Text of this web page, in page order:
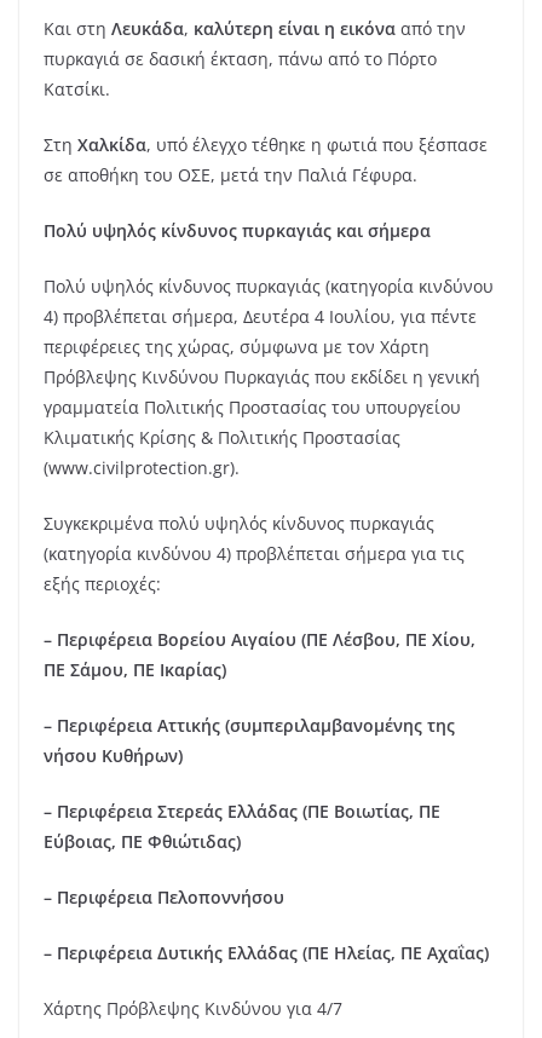
Και στη Λευκάδα, καλύτερη είναι η εικόνα από την
πυρκαγιά σε δασική έκταση, πάνω από το Πόρτο
Κατσίκι.
Στη Χαλκίδα, υπό έλεγχο τέθηκε η φωτιά που ξέσπασε
σε αποθήκη του ΟΣΕ, μετά την Παλιά Γέφυρα.
Πολύ υψηλός κίνδυνος πυρκαγιάς και σήμερα
Πολύ υψηλός κίνδυνος πυρκαγιάς (κατηγορία κινδύνου
4) προβλέπεται σήμερα, Δευτέρα 4 Ιουλίου, για πέντε
περιφέρειες της χώρας, σύμφωνα με τον Χάρτη
Πρόβλεψης Κινδύνου Πυρκαγιάς που εκδίδει η γενική
γραμματεία Πολιτικής Προστασίας του υπουργείου
Κλιματικής Κρίσης & Πολιτικής Προστασίας
(www.civilprotection.gr).
Συγκεκριμένα πολύ υψηλός κίνδυνος πυρκαγιάς
(κατηγορία κινδύνου 4) προβλέπεται σήμερα για τις
εξής περιοχές:
– Περιφέρεια Βορείου Αιγαίου (ΠΕ Λέσβου, ΠΕ Χίου,
ΠΕ Σάμου, ΠΕ Ικαρίας)
– Περιφέρεια Αττικής (συμπεριλαμβανομένης της
νήσου Κυθήρων)
– Περιφέρεια Στερεάς Ελλάδας (ΠΕ Βοιωτίας, ΠΕ
Εύβοιας, ΠΕ Φθιώτιδας)
– Περιφέρεια Πελοποννήσου
– Περιφέρεια Δυτικής Ελλάδας (ΠΕ Ηλείας, ΠΕ Αχαΐας)
Χάρτης Πρόβλεψης Κινδύνου για 4/7